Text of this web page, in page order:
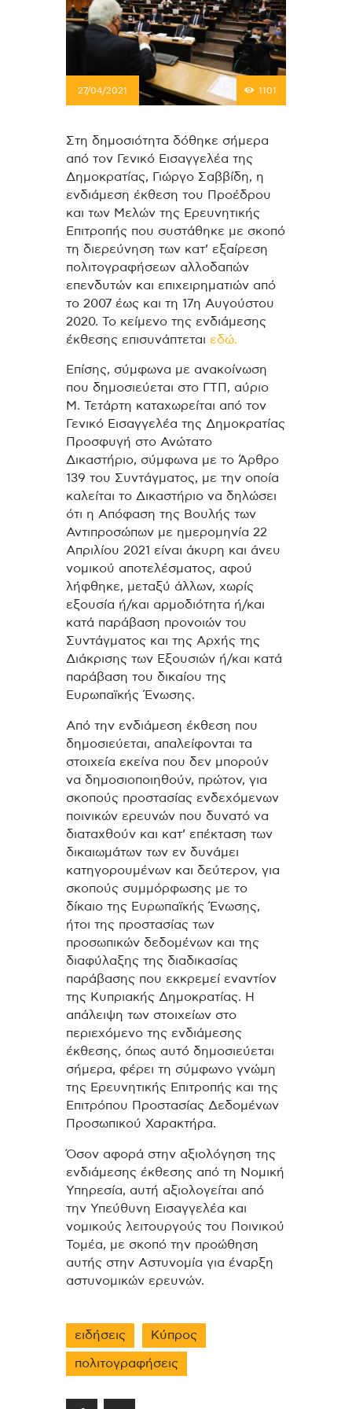
27/04/2021 1101
Στη δημοσιότητα δόθηκε σήμερα
από τον Γενικό Εισαγγελέα της
Δημοκρατίας, Γιώργο Σαββίδη, η
ενδιάμεση έκθεση του Προέδρου
και των Μελών της Ερευνητικής
Επιτροπής που συστάθηκε με σκοπό
τη διερεύνηση των κατ’ εξαίρεση
πολιτογραφήσεων αλλοδαπών
επενδυτών και επιχειρηματιών από
το 2007 έως και τη 17η Αυγούστου
2020. Το κείμενο της ενδιάμεσης
έκθεσης επισυνάπτεται εδώ.
Επίσης, σύμφωνα με ανακοίνωση
που δημοσιεύεται στο ΓΤΠ, αύριο
Μ. Τετάρτη καταχωρείται από τον
Γενικό Εισαγγελέα της Δημοκρατίας
Προσφυγή στο Ανώτατο
Δικαστήριο, σύμφωνα με το Άρθρο
139 του Συντάγματος, με την οποία
καλείται το Δικαστήριο να δηλώσει
ότι η Απόφαση της Βουλής των
Αντιπροσώπων με ημερομηνία 22
Απριλίου 2021 είναι άκυρη και άνευ
νομικού αποτελέσματος, αφού
λήφθηκε, μεταξύ άλλων, χωρίς
εξουσία ή/και αρμοδιότητα ή/και
κατά παράβαση προνοιών του
Συντάγματος και της Αρχής της
Διάκρισης των Εξουσιών ή/και κατά
παράβαση του δικαίου της
Ευρωπαϊκής Ένωσης.
Από την ενδιάμεση έκθεση που
δημοσιεύεται, απαλείφονται τα
στοιχεία εκείνα που δεν μπορούν
να δημοσιοποιηθούν, πρώτον, για
σκοπούς προστασίας ενδεχόμενων
ποινικών ερευνών που δυνατό να
διαταχθούν και κατ’ επέκταση των
δικαιωμάτων των εν δυνάμει
κατηγορουμένων και δεύτερον, για
σκοπούς συμμόρφωσης με το
δίκαιο της Ευρωπαϊκής Ένωσης,
ήτοι της προστασίας των
προσωπικών δεδομένων και της
διαφύλαξης της διαδικασίας
παράβασης που εκκρεμεί εναντίον
της Κυπριακής Δημοκρατίας. Η
απάλειψη των στοιχείων στο
περιεχόμενο της ενδιάμεσης
έκθεσης, όπως αυτό δημοσιεύεται
σήμερα, φέρει τη σύμφωνο γνώμη
της Ερευνητικής Επιτροπής και της
Επιτρόπου Προστασίας Δεδομένων
Προσωπικού Χαρακτήρα.
Όσον αφορά στην αξιολόγηση της
ενδιάμεσης έκθεσης από τη Νομική
Υπηρεσία, αυτή αξιολογείται από
την Υπεύθυνη Εισαγγελέα και
νομικούς λειτουργούς του Ποινικού
Τομέα, με σκοπό την προώθηση
αυτής στην Αστυνομία για έναρξη
αστυνομικών ερευνών.
ειδήσεις Κύπρος
πολιτογραφήσεις